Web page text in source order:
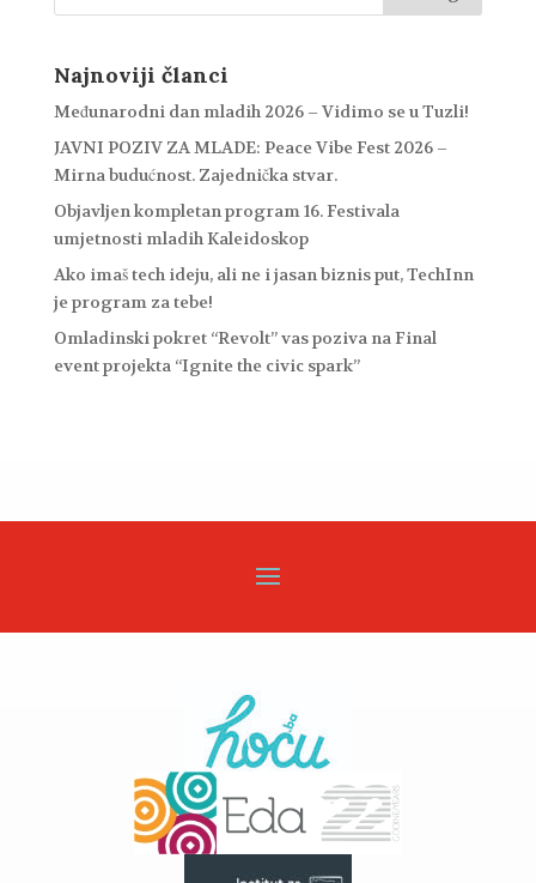
Najnoviji članci
Međunarodni dan mladih 2026 – Vidimo se u Tuzli!
JAVNI POZIV ZA MLADE: Peace Vibe Fest 2026 –
Mirna budućnost. Zajednička stvar.
Objavljen kompletan program 16. Festivala
umjetnosti mladih Kaleidoskop
Ako imaš tech ideju, ali ne i jasan biznis put, TechInn
je program za tebe!
Omladinski pokret “Revolt” vas poziva na Final
event projekta “Ignite the civic spark”